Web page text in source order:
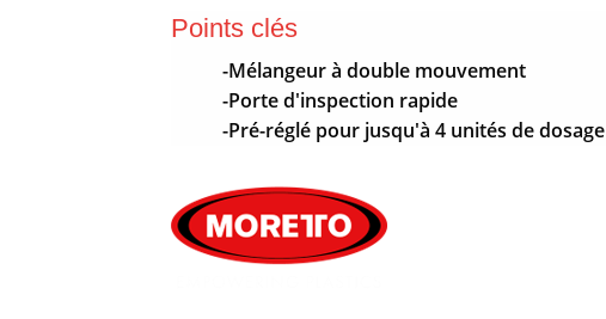
Points clés
-Mélangeur à double mouvement
-Porte d'inspection rapide
-Pré-réglé pour jusqu'à 4 unités de dosage